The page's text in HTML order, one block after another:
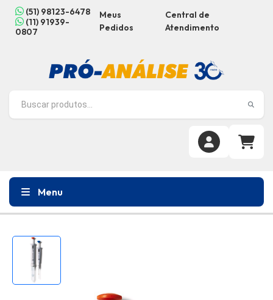
(51) 98123-6478
(11) 91939-
0807
Meus
Pedidos
Central de
Atendimento
Menu